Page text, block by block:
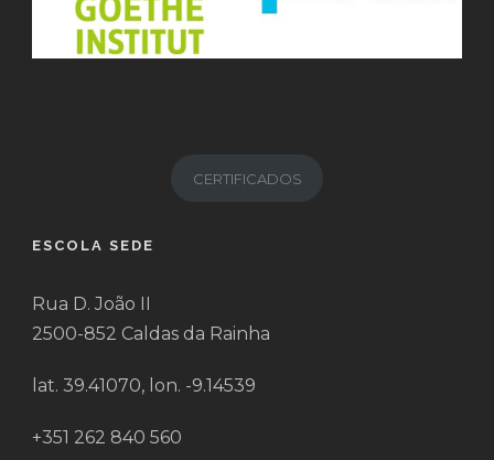
CERTIFICADOS
ESCOLA SEDE
Rua D. João II
2500-852 Caldas da Rainha
lat. 39.41070, lon. -9.14539
+351 262 840 560